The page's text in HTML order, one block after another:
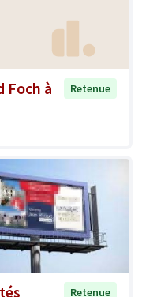
Foch à
Retenue
Retenue